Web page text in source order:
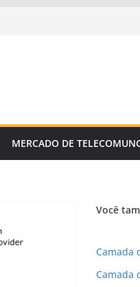
MERCADO DE
Você
Camada
Camada